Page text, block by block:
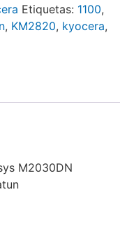
Etiquetas: 1100,
, KM2820, kyocera,
M2030DN